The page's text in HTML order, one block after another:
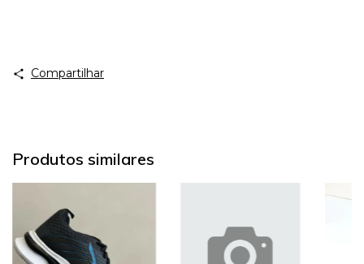
Compartilhar
Produtos similares